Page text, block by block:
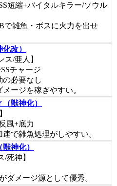
短縮+バイタルキラー/ソウル
で雑魚・ボスに火力を出せ
改）
ス/亜人】
チャージ
の必要なし
ージを稼ぎやすい。
獣神化）
風+底力
で雑魚処理がしやすい。
神化）
/死神】
ダメージ源として優秀。